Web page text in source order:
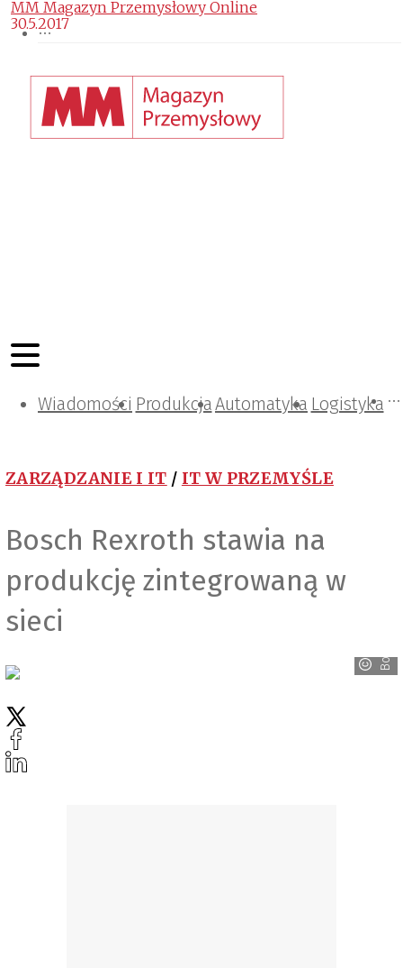
Wiadomości ProdukcjaAutomatyka Logistyka
Projektowanie i konstrukcje
Zarządzanie i IT
Tematy specjalne
ZARZĄDZANIE I IT / IT W PRZEMYŚLE
Bosch Rexroth stawia na
produkcję zintegrowaną w
sieci
Bosch
MM Magazyn Przemysłowy Online
30.5.2017